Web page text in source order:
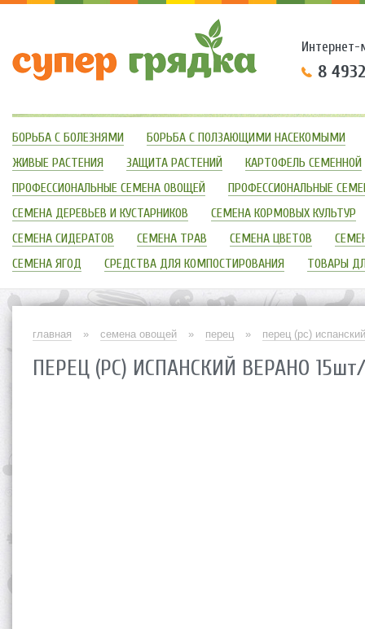
Интернет-
8
БОРЬБА С БОЛЕЗНЯМИ
БОРЬБА С ПОЛЗАЮЩИМИ НАСЕКОМЫМИ
ЖИВЫЕ РАСТЕНИЯ
ЗАЩИТА РАСТЕНИЙ
КАРТОФЕЛЬ СЕМЕННОЙ
ПРОФЕССИОНАЛЬНЫЕ СЕМЕНА ОВОЩЕЙ
ПРОФЕССИОНАЛЬНЫЕ
СЕМЕНА ДЕРЕВЬЕВ И КУСТАРНИКОВ
СЕМЕНА КОРМОВЫХ КУЛЬТУР
СЕМЕНА СИДЕРАТОВ
СЕМЕНА ТРАВ СЕМЕНА ЦВЕТОВ
СЕМЕНА ЯГОД
СРЕДСТВА ДЛЯ КОМПОСТИРОВАНИЯ ТОВАРЫ
главная » семена овощей » перец » перец (рс)
ПЕРЕЦ (РС) ИСПАНСКИЙ ВЕРАНО